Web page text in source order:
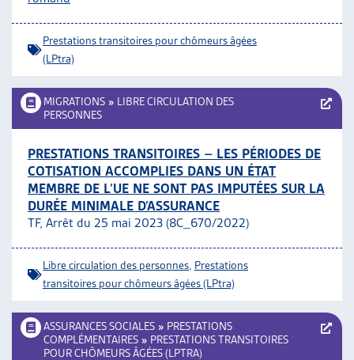
Prestations transitoires pour chômeurs âgées
(LPtra)
MIGRATIONS » LIBRE CIRCULATION DES
PERSONNES
PRESTATIONS TRANSITOIRES – LES PÉRIODES DE
COTISATION ACCOMPLIES DANS UN ÉTAT
MEMBRE DE L’UE NE SONT PAS IMPUTÉES SUR LA
DURÉE MINIMALE D’ASSURANCE
TF, Arrêt du 25 mai 2023 (8C_670/2022)
Libre circulation des personnes Prestations
transitoires pour chômeurs âgées (LPtra)
ASSURANCES SOCIALES » PRESTATIONS
COMPLÉMENTAIRES » PRESTATIONS TRANSITOIRES
POUR CHÔMEURS ÂGÉES (LPTRA)